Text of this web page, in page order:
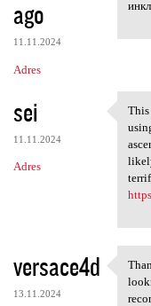
ago
11.11.2024
Adres
sei
11.11.2024
Adres
This
This
versace4d
13.11.2024